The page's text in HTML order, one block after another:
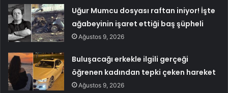
Uğur Mumcu dosyası raftan iniyor! İşte
ağabeyinin işaret ettiği baş şüpheli
Ağustos 9, 2026
Buluşacağı erkekle ilgili gerçeği
öğrenen kadından tepki çeken hareket
Ağustos 9, 2026